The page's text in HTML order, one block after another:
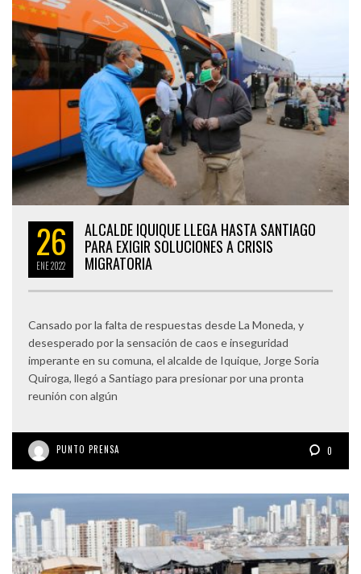
26
ENE2022
ALCALDE IQUIQUE LLEGA HASTA SANTIAGO
PARA EXIGIR SOLUCIONES A CRISIS
MIGRATORIA
Cansado por la falta de respuestas desde La Moneda, y
desesperado por la sensación de caos e inseguridad
imperante en su comuna, el alcalde de Iquique, Jorge Soria
Quiroga, llegó a Santiago para presionar por una pronta
reunión con algún
PUNTO PRENSA 0